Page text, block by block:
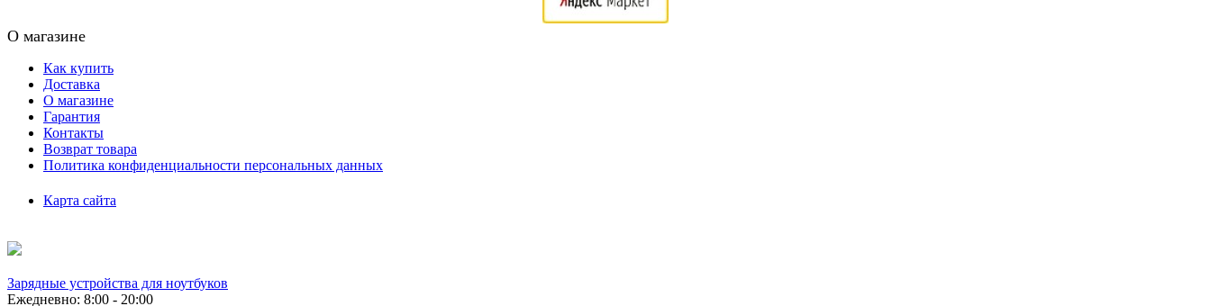
О магазине
Как купить
Доставка
О магазине
Гарантия
Контакты
Возврат товара
Политика конфиденциальности персональных данных
Карта сайта
Зарядные устройства для ноутбуков
Ежедневно: 8:00 - 20:00